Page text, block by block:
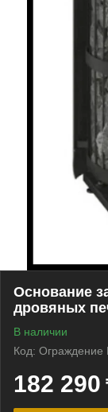
Основание
дровяных
В наличии
Код: Ограждение
182 290